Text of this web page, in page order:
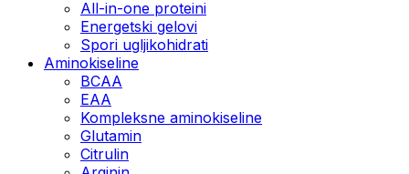
All-in-one proteini
Energetski gelovi
Spori ugljikohidrati
Aminokiseline
BCAA
EAA
Kompleksne aminokiseline
Glutamin
Citrulin